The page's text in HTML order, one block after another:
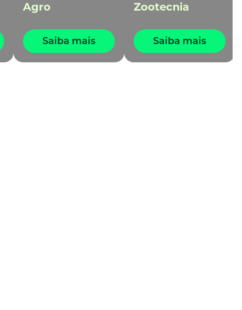
Agro
Saiba mais
Zootecnia
Saiba mais